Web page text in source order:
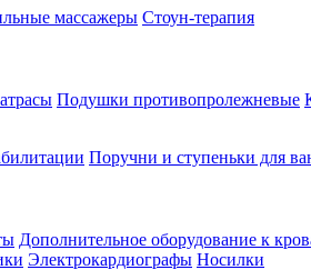
массажеры Стоун-терапия
Подушки противопролежневые
Поручни и ступеньки для
Дополнительное оборудование к
Электрокардиографы Носилки